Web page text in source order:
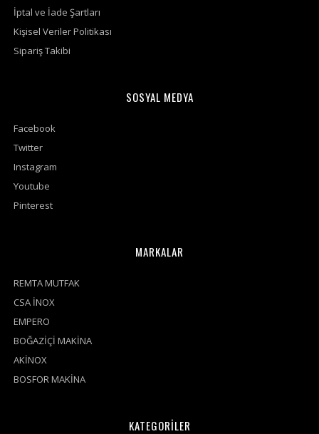
İptal ve İade Şartları
Kişisel Veriler Politikası
Sipariş Takibi
SOSYAL MEDYA
Facebook
Twitter
Instagram
Youtube
Pinterest
MARKALAR
REMTA MUTFAK
CSA İNOX
EMPERO
BOĞAZİÇİ MAKİNA
AKİNOX
BOSFOR MAKİNA
KATEGORİLER